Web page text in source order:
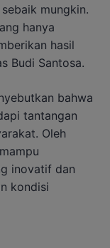
mungkin.
hanya
hasil
Budi Santosa.
bahwa
tantangan
Oleh
inovatif dan
kondisi